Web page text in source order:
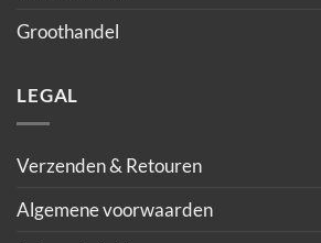
Groothandel
LEGAL
Verzenden & Retouren
Algemene voorwaarden